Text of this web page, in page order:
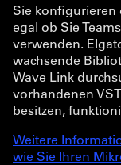
Sie konfigurieren
egal ob Sie
verwenden.
wachsende
Wave Link
vorhandenen
besitzen,
Weitere
wie Sie Ihren